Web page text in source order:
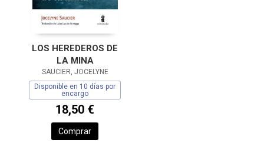
LOS HEREDEROS DE
LA MINA
SAUCIER, JOCELYNE
Disponible en 10 días por
encargo
18,50 €
Comprar